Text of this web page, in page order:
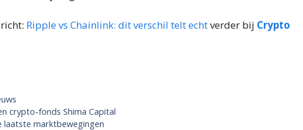
Ripple vs Chainlink: dit verschil telt echtverder bij Crypto
crypto-fonds Shima Capital
laatste marktbewegingen